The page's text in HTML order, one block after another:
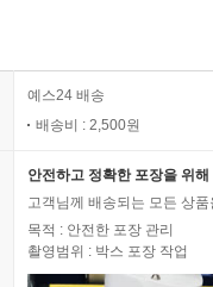
예스24 배송
배송비 : 2,500원
안전하고 정확한 포장을 위
고객님께 배송되는 모든 상
목적 : 안전한 포장 관리
촬영범위 : 박스 포장 작업